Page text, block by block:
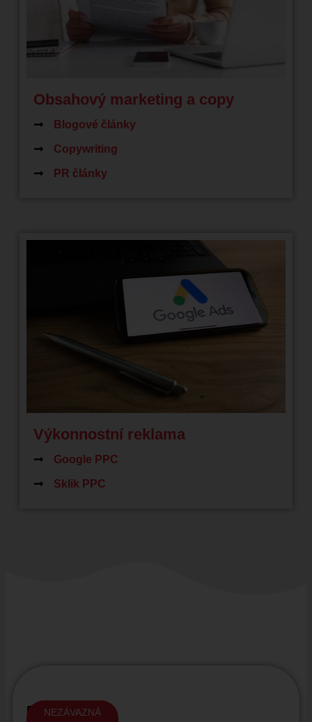
Obsahový marketing a copy
Blogové články
Copywriting
PR články
Výkonnostní reklama
Google PPC
Sklik PPC
POMŮŽEME
Chcete
NEZÁVAZNÁ